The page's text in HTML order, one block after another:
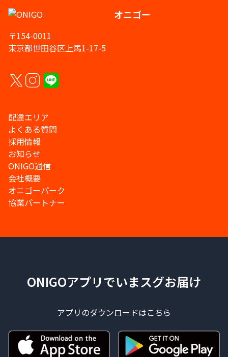
オニゴー
〒154-0011
東京都世田谷区上馬1-17-5
配達エリア
よくある質問
採用情報
お知らせ
ONIGO通信
会社概要
オニゴーパーク
協業パートナー
ONIGOアプリでいまスグお届け
アプリのダウンロードはこちら